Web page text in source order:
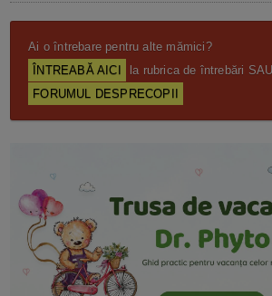
Ai o întrebare pentru alte mămici?
ÎNTREABĂ AICI
la rubrica de întrebări
FORUMUL DESPRECOPII